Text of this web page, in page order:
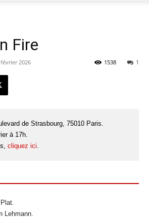
Fire
2026 1
1538
de Strasbourg, 75010 Paris.
à 17h.
cliquez ici.
Lehmann.